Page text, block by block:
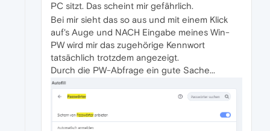
PC sitzt. Das scheint mir gefährlich.
Bei mir sieht das so aus und mit einem Klick
auf's Auge und NACH Eingabe meines Win-
PW wird mir das zugehörige Kennwort
tatsächlich trotzdem angezeigt.
Durch die PW-Abfrage ein gute Sache...